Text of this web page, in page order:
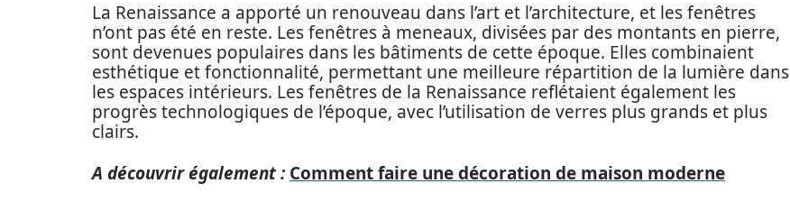
La Renaissance a apporté un renouveau dans l’art et l’architecture, et les fenêtres
n’ont pas été en reste. Les fenêtres à meneaux, divisées par des montants en pierre,
sont devenues populaires dans les bâtiments de cette époque. Elles combinaient
esthétique et fonctionnalité, permettant une meilleure répartition de la lumière dans
les espaces intérieurs. Les fenêtres de la Renaissance reflétaient également les
progrès technologiques de l’époque, avec l’utilisation de verres plus grands et plus
clairs.
A découvrir également : Comment faire une décoration de maison moderne